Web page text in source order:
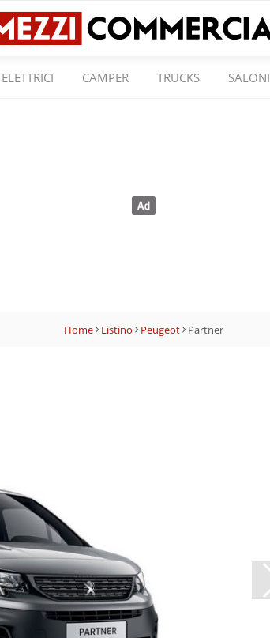
ELETTRICI CAMPER TRUCKS SALONI
Home Listino Peugeot Partner